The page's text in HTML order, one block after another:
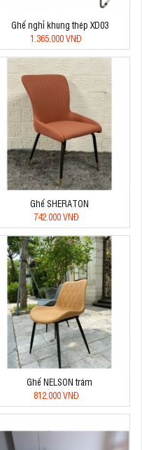
Ghế nghỉ khung thép XD03
1.365.000 VNĐ
Ghế SHERATON
742.000 VNĐ
Ghế NELSON trám
812.000 VNĐ